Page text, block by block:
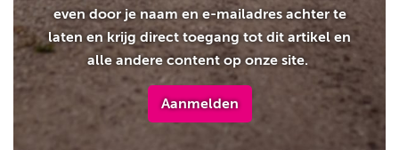
even door je naam en e-mailadres achter te
laten en krijg direct toegang tot dit artikel en
alle andere content op onze site.
Aanmelden